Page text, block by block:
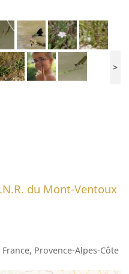
>
du Mont-Ventoux
France, Provence-Alpes-Côte